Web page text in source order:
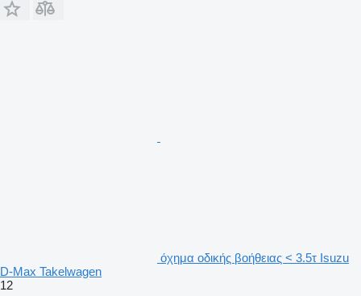
όχημα οδικής βοήθειας < 3.5τ Isuzu
D-Max Takelwagen
12